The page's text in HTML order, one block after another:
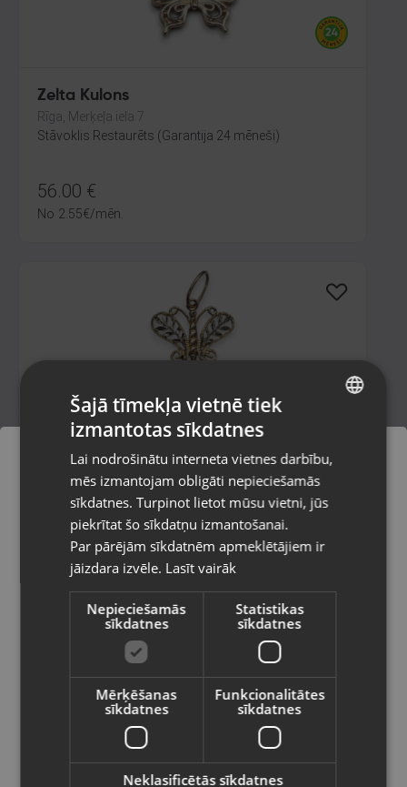
Zelta Kulons
Rīga, Merķeļa iela 7
Stāvoklis Restaurēts (Garantija 24 mēneši)
56.00 €
No 2.55€/mēn.
Zelta kulons
Liepāja, Lielā iela 4
Stāvoklis Restaurēts (Garantija 24 mēneši)
163.00€
/mēn.
Zelta kulons
Pasūtījumi tiks piegādāti uz
izvēlēto valsti
Vietnes saturs būs attēlots izvēlētajā
valodā
Valsts
Latviešu / Latvian
RUSSIAN
Šajā tīmekļa vietnē tiek
izmantotas sīkdatnes
Lai nodrošinātu interneta vietnes darbību,
mēs izmantojam obligāti nepieciešamās
sīkdatnes. Turpinot lietot mūsu vietni, jūs
piekrītat šo sīkdatņu izmantošanai.
Par pārējām sīkdatnēm apmeklētājiem ir
jāizdara izvēle. Lasīt vairāk
Nepieciešamās
sīkdatnes
Statistikas
sīkdatnes
Mērķēšanas
sīkdatnes
Funkcionalitātes
sīkdatnes
Neklasificētās sīkdatnes